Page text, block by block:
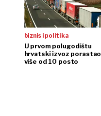
biznis i politika
U prvom polugodištu
hrvatski izvoz porastao
više od 10 posto